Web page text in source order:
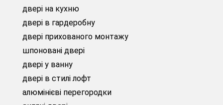
двері на кухню
двері в гардеробну
двері прихованого монтажу
шпоновані двері
двері у ванну
двері в стилі лофт
алюмінієві перегородки